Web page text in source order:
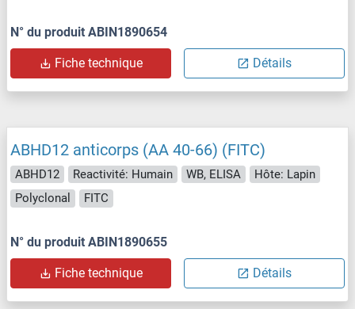
N° du produit ABIN1890654
Fiche technique Détails
ABHD12 anticorps (AA 40-66) (FITC)
ABHD12 Reactivité: Humain WB, ELISA
Hôte: Lapin
Polyclonal
FITC
N° du produit ABIN1890655
Fiche technique Détails